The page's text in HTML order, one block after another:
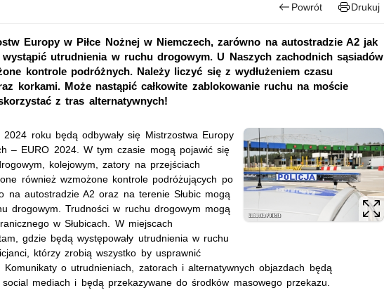
Powrót Drukuj
Europy w Piłce Nożnej w Niemczech, zarówno na autostradzie A2 jak
wystąpić utrudnienia w ruchu drogowym. U Naszych zachodnich sąsiadów
kontrole podróżnych. Należy liczyć się z wydłużeniem czasu
korkami. Może nastąpić całkowite zablokowanie ruchu na moście
z tras alternatywnych!
roku będą odbywały się Mistrzostwa Europy
– EURO 2024. W tym czasie mogą pojawić się
kolejowym, zatory na przejściach
również wzmożone kontrole podróżujących po
na autostradzie A2 oraz na terenie Słubic mogą
drogowym. Trudności w ruchu drogowym mogą
w Słubicach. W miejscach
gdzie będą występowały utrudnienia w ruchu
którzy zrobią wszystko by usprawnić
Komunikaty o utrudnieniach, zatorach i alternatywnych objazdach będą
mediach i będą przekazywane do środków masowego przekazu.